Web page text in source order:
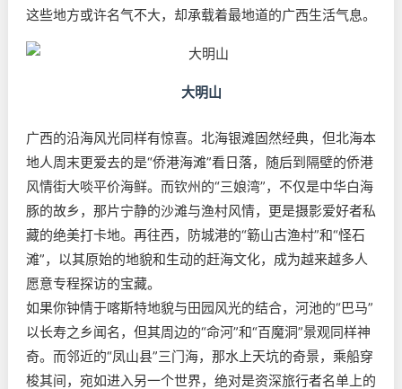
这些地方或许名气不大，却承载着最地道的广西生活气息。
大明山
广西的沿海风光同样有惊喜。北海银滩固然经典，但北海本
地人周末更爱去的是“侨港海滩”看日落，随后到隔壁的侨港
风情街大啖平价海鲜。而钦州的“三娘湾”，不仅是中华白海
豚的故乡，那片宁静的沙滩与渔村风情，更是摄影爱好者私
藏的绝美打卡地。再往西，防城港的“簕山古渔村”和“怪石
滩”，以其原始的地貌和生动的赶海文化，成为越来越多人
愿意专程探访的宝藏。
如果你钟情于喀斯特地貌与田园风光的结合，河池的“巴马”
以长寿之乡闻名，但其周边的“命河”和“百魔洞”景观同样神
奇。而邻近的“凤山县”三门海，那水上天坑的奇景，乘船穿
梭其间，宛如进入另一个世界，绝对是资深旅行者名单上的